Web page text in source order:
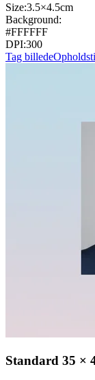
Size:3.5×4.5cm
Background:
#FFFFFF
DPI:300
Tag billede
Standard 35 ×